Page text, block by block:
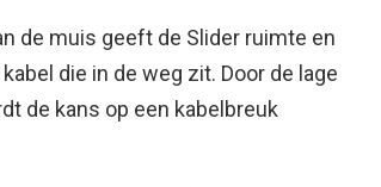
de muis geeft de Slider ruimte en
die in de weg zit. Door de lage
de kans op een kabelbreuk